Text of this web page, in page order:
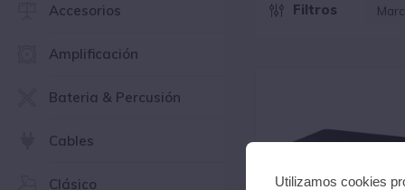
Accesorios
Amplificación
Bateria & Percusión
Cables
Clásico
Filtros
Utilizamos cookies